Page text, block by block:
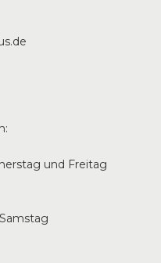
und Freitag